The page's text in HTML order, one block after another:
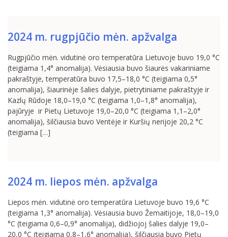
2024 m. rugpjūčio mėn. apžvalga
Rugpjūčio mėn. vidutinė oro temperatūra Lietuvoje buvo 19,0 °C
(teigiama 1,4° anomalija). Vėsiausia buvo šiaurės vakariniame
pakraštyje, temperatūra buvo 17,5–18,0 °C (teigiama 0,5°
anomalija), šiaurinėje šalies dalyje, pietrytiniame pakraštyje ir
Kazlų Rūdoje 18,0–19,0 °C (teigiama 1,0–1,8° anomalija),
pajūryje ir Pietų Lietuvoje 19,0–20,0 °C (teigiama 1,1–2,0°
anomalija), šilčiausia buvo Ventėje ir Kuršių nerijoje 20,2 °C
(teigiama […]
2024 m. liepos mėn. apžvalga
Liepos mėn. vidutinė oro temperatūra Lietuvoje buvo 19,6 °C
(teigiama 1,3° anomalija). Vėsiausia buvo Žemaitijoje, 18,0–19,0
°C (teigiama 0,6–0,9° anomalija), didžiojoj šalies dalyje 19,0–
20,0 °C (teigiama 0,8–1,6° anomalija), šilčiausia buvo Pietų